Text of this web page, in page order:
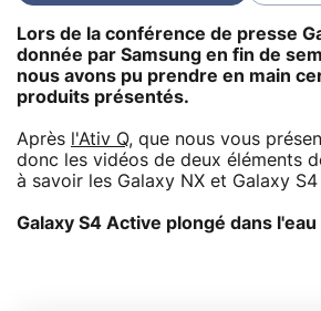
Lors de la conférence de presse
donnée par Samsung en fin de
nous avons pu prendre en main
produits présentés.
Après l'Ativ Q, que nous vous
donc les vidéos de deux éléments
à savoir les Galaxy NX et Galaxy
Galaxy S4 Active plongé dans l'eau